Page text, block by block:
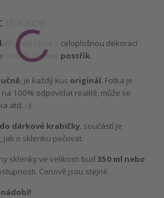
výrobce
s celoplošnou dekorací
- růžový postřik.
, je každý kus originál. Fotka je
100% odpovídat realitě, může se
atd. :-)
dárkové krabičky, součástí je
jak o sklenku pečovat.
sklenky ve velikosti buď350 ml nebo
Cenově jsou stejné.